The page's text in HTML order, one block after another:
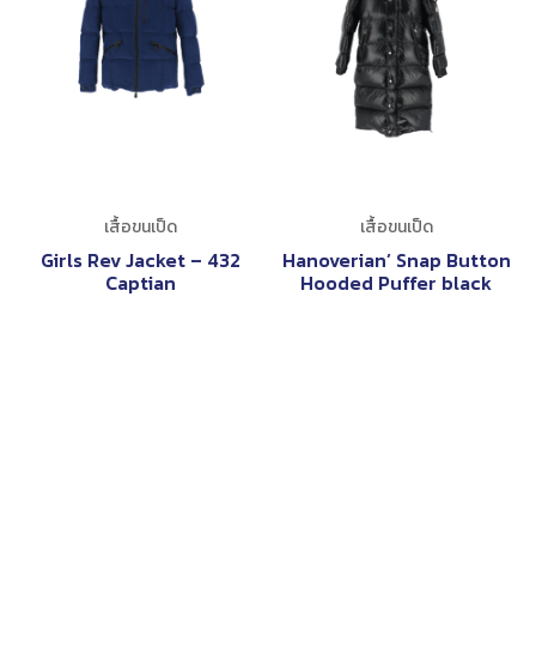
เสื้อขนเป็ด
Girls Rev Jacket – 432
Captian
เสื้อขนเป็ด
Hanoverian’ Snap Button
Hooded Puffer black